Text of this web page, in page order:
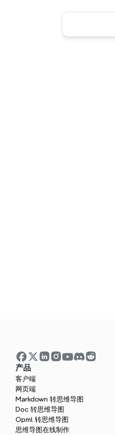
产品
客户端
网页端
Markdown 转思维导图
Doc 转思维导图
Opml 转思维导图
思维导图在线制作